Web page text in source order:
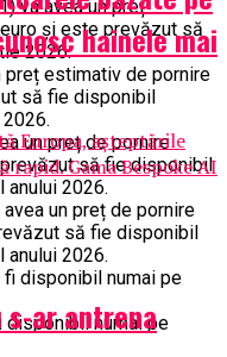
va avea un preț
și este prevăzut să
2026.
preț estimativ de pornire
să fie disponibil
un preț de pornire
să fie disponibil
anului 2026.
un preț de pornire
să fie disponibil
anului 2026.
fi disponibil numai pe
disponibil numai pe
hainele mai
Europa, așteptările
rapid. Gama Bespoke AI
s-ar antrena